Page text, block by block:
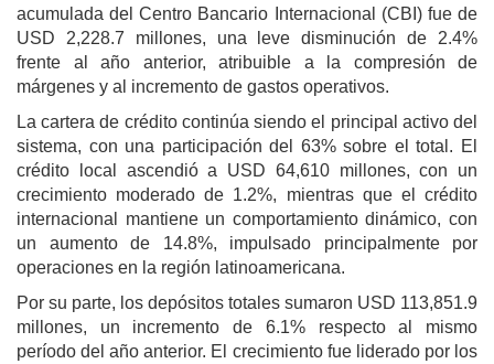
acumulada del Centro Bancario Internacional (CBI) fue de
USD 2,228.7 millones, una leve disminución de 2.4%
frente al año anterior, atribuible a la compresión de
márgenes y al incremento de gastos operativos.
La cartera de crédito continúa siendo el principal activo del
sistema, con una participación del 63% sobre el total. El
crédito local ascendió a USD 64,610 millones, con un
crecimiento moderado de 1.2%, mientras que el crédito
internacional mantiene un comportamiento dinámico, con
un aumento de 14.8%, impulsado principalmente por
operaciones en la región latinoamericana.
Por su parte, los depósitos totales sumaron USD 113,851.9
millones, un incremento de 6.1% respecto al mismo
período del año anterior. El crecimiento fue liderado por los